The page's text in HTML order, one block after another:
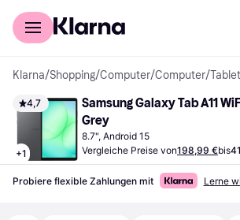
Für Shopper
Klarna/Shopping/Computer/Computer/
4,7
+1
Samsung Galaxy Tab A11
Grey
8.7", Android 15
Vergleiche Preise von198,99 €bis
Probiere flexible Zahlungen mit Lerne